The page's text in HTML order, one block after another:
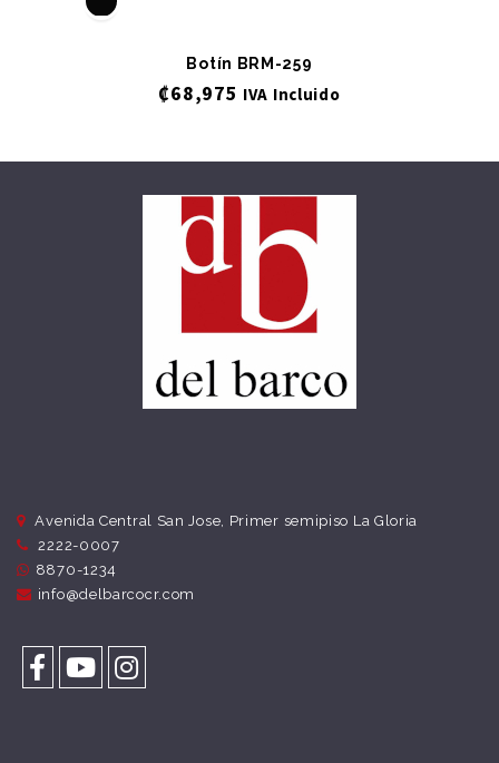
Botín BRM-259
₡68,975 IVA Incluido
Avenida Central San Jose, Primer semipiso La Gloria
2222-0007
8870-1234
info@delbarcocr.com